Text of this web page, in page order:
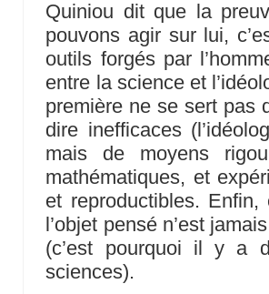
Quiniou dit que la
pouvons agir sur lui,
outils forgés par
entre la science et
première ne se sert pas
dire inefficaces
mais de moyens
mathématiques, et
et reproductibles. Enfin,
l’objet pensé n’est
(c’est pourquoi il y a
sciences).